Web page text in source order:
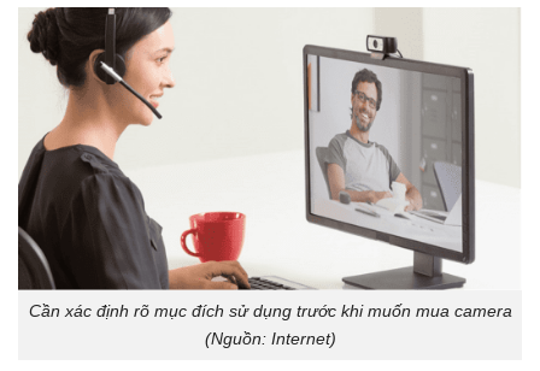
Cần xác định rõ mục đích sử dụng trước khi muốn mua camera
(Nguồn: Internet)